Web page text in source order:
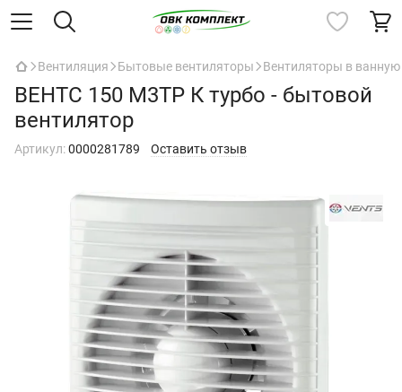
Вентиляция Бытовые вентиляторы Вентиляторы в
ВЕНТС 150 М3ТР К турбо - бытовой
вентилятор
Артикул:0000281789 Оставить отзыв